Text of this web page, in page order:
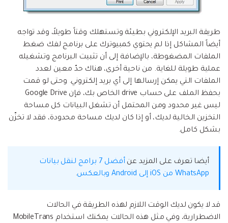
طريقة البريد الإلكتروني بطيئة وتستهلك وقتاً طويلاً، وقد تواجه
أيضاً المشاكل إذا لم يحتوي كمبيوترك على برنامج لفك ضغط
الملفات المضغوطة، بالإضافة إلى أن تثبيت البرنامج وتشغيله
عملية طويلة للغاية. من ناحية أخرى، هناك حدّ معين لعدد
الملفات التي يمكن إرسالها إلى أي بريد إلكتروني. وحتى لو قمت
بحفظ الملف على حساب drive الخاص بك، فإن Google Drive
ليس غير محدود ومن المحتمل أن تشغل البيانات كل مساحة
التخزين الخالية لديك، أو إذا كان لديك مساحة محدودة، فقد لا تخزّن
بشكل كامل.
أيضا تعرف على المزيد عن
أفضل 7 برامج لنقل بيانات
WhatsApp من iOS إلى Android وبالعكس
.
قد لا يكون لديك الوقت اللازم لهذه الطريقة في الحالات
الاضطرارية، وفي مثل هذه الحالات يمكنك استخدام MobileTrans